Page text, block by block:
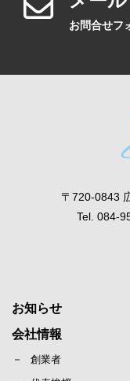
お問合せフ
〒720-0843
Tel. 084-
お知らせ
会社情報
創業者